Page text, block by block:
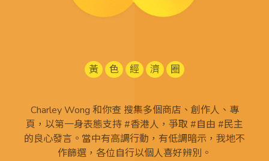
黃 色 經 濟 圈
Charley Wong 和你查 搜集多個商店、創作人、專
頁，以第一身表態支持 #香港人，爭取 #自由 #民主
的良心發言。當中有高調行動，有低調暗示，我地不
作篩選，各位自行以個人喜好辨別。